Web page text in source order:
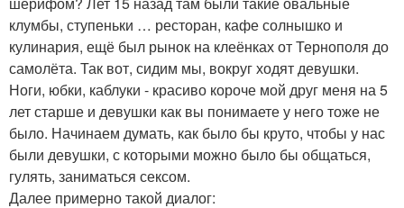
клумбы, ступеньки … ресторан, кафе солнышко и
кулинария, ещё был рынок на клеёнках от Тернополя до
самолёта. Так вот, сидим мы, вокруг ходят девушки.
Ноги, юбки, каблуки - красиво короче мой друг меня на 5
лет старше и девушки как вы понимаете у него тоже не
было. Начинаем думать, как было бы круто, чтобы у нас
были девушки, с которыми можно было бы общаться,
гулять, заниматься сексом.
Далее примерно такой диалог: